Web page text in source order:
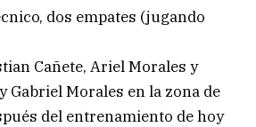
dos empates (jugando
Cañete, Ariel Morales y
Gabriel Morales en la zona de
del entrenamiento de hoy